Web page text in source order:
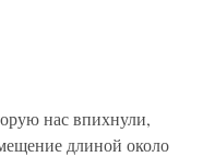
нас впихнули,
длиной около